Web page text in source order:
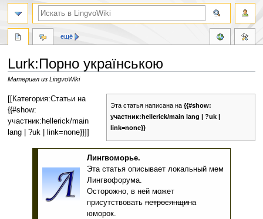
Lurk:Порно українською
Материал из LingvoWiki
Перейти
к
навигации
Перейти
к
поиску
Эта статья написана на{{#show:
участник:hellerick/main lang | ?uk |
link=none}}
[[Категория:Статьи на
{{#show:
участник:hellerick/main
lang | ?uk | link=none}}]]
Лингвоморье.
Эта статья описывает локальный мем
Лингвофорума.
Осторожно, в ней может
присутствовать петросянщина
юморок.
ещё